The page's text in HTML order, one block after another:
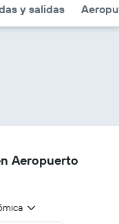
y salidas
Aeropuerto